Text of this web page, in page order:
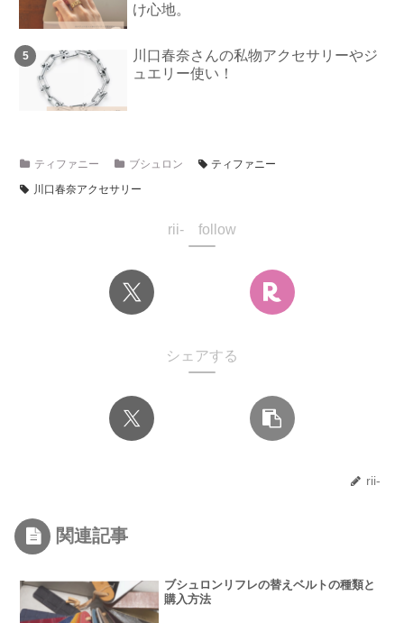
け心地。
川口春奈さんの私物アクセサリーやジ
ュエリー使い！
ティファニー ブシュロン
ティファニー
川口春奈アクセサリー
rii- follow
シェアする
rii-
関連記事
ブシュロンリフレの替えベルトの種類と
購入方法